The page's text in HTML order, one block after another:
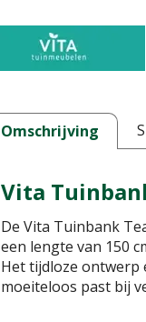
Omschrijving
Vita
De Vita Tuinbank
een lengte van 150
Het tijdloze ontwerp
moeiteloos past bij